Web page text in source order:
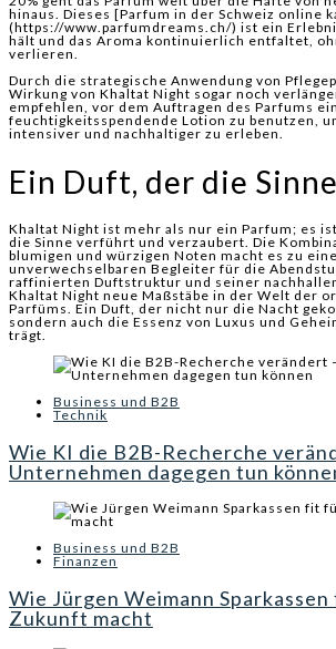
hinaus. Dieses [Parfum in der Schweiz online
(https://www.parfumdreams.ch/) ist ein
hält und das Aroma kontinuierlich entfaltet,
verlieren.
Durch die strategische Anwendung von
Wirkung von Khaltat Night sogar noch
empfehlen, vor dem Auftragen des Parfums
feuchtigkeitsspendende Lotion zu benutzen,
intensiver und nachhaltiger zu erleben.
Ein Duft, der die
Khaltat Night ist mehr als nur ein Parfum; es
die Sinne verführt und verzaubert. Die
blumigen und würzigen Noten macht es zu
unverwechselbaren Begleiter für die
raffinierten Duftstruktur und seiner
Khaltat Night neue Maßstäbe in der Welt der
Parfüms. Ein Duft, der nicht nur die Nacht
sondern auch die Essenz von Luxus und
trägt.
Business und B2B
Technik
Wie KI die B2B-Recherche
Unternehmen dagegen tun
Business und B2B
Finanzen
Wie Jürgen Weimann
Zukunft macht